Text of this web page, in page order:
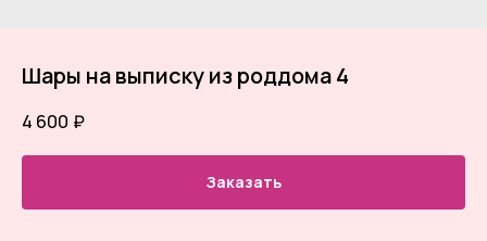
Шары на выписку из роддома 4
4 600 ₽
Заказать